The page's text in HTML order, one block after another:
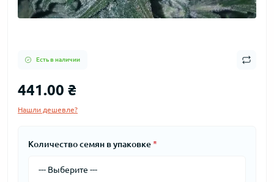
Есть в наличии
441.00 ₴
Нашли дешевле?
Количество семян в упаковке*